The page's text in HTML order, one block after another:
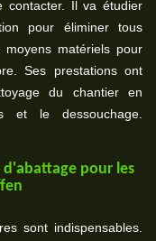
contacter. Il va étudier
pour éliminer tous
moyens matériels pour
Ses prestations ont
du chantier en
et le dessouchage.
pour les
sont indispensables.